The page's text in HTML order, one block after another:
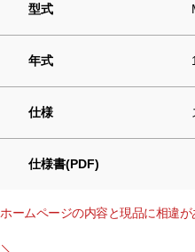
型式
年式
仕様
仕様書(PDF)
ホームページの内容と現品に相違